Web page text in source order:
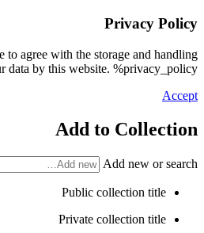
Privacy Policy
to agree with the storage and handling
data by this website. %privacy_policy%
Accept
Add to Collection
Add new or search
Public collection title
Private collection title